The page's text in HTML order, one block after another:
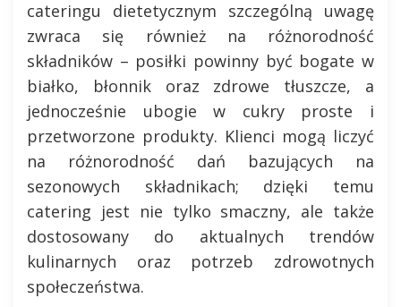
cateringu dietetycznym szczególną uwagę
zwraca się również na różnorodność
składników – posiłki powinny być bogate w
białko, błonnik oraz zdrowe tłuszcze, a
jednocześnie ubogie w cukry proste i
przetworzone produkty. Klienci mogą liczyć
na różnorodność dań bazujących na
sezonowych składnikach; dzięki temu
catering jest nie tylko smaczny, ale także
dostosowany do aktualnych trendów
kulinarnych oraz potrzeb zdrowotnych
społeczeństwa.